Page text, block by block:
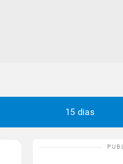
15 dias